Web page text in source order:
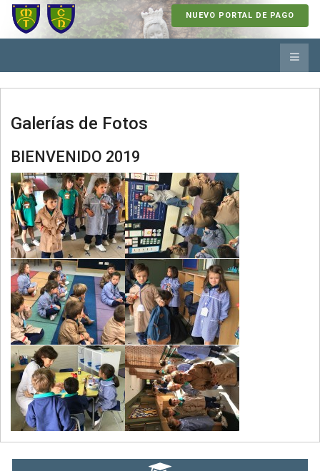
NUEVO PORTAL DE PAGO
Galerías de Fotos
BIENVENIDO 2019